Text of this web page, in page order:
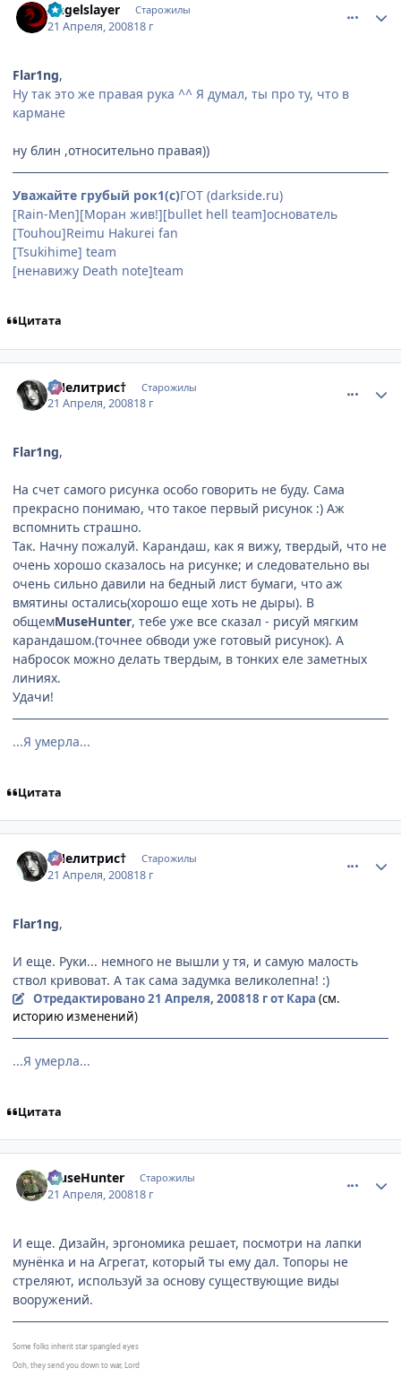
Angelslayer Старожилы
21 Апреля, 200818 г
Flar1ng,
Ну так это же правая рука ^^ Я думал, ты про ту, что в
кармане
ну блин ,относительно правая))
Уважайте грубый рок1(с)ГОТ (darkside.ru)
[Rain-Men][Моран жив!][bullet hell team]основатель
[Touhou]Reimu Hakurei fan
[Tsukihime] team
[ненавижу Death note]team
Цитата
†Мелитрис† Старожилы
21 Апреля, 200818 г
Flar1ng,
На счет самого рисунка особо говорить не буду. Сама
прекрасно понимаю, что такое первый рисунок :) Аж
вспомнить страшно.
Так. Начну пожалуй. Карандаш, как я вижу, твердый, что не
очень хорошо сказалось на рисунке; и следовательно вы
очень сильно давили на бедный лист бумаги, что аж
вмятины остались(хорошо еще хоть не дыры). В
общемMuseHunter, тебе уже все сказал - рисуй мягким
карандашом.(точнее обводи уже готовый рисунок). А
набросок можно делать твердым, в тонких еле заметных
линиях.
Удачи!
...Я умерла...
Цитата
†Мелитрис† Старожилы
21 Апреля, 200818 г
Flar1ng,
И еще. Руки... немного не вышли у тя, и самую малость
ствол кривоват. А так сама задумка великолепна! :)
Отредактировано21 Апреля, 200818 гот Кара (см.
историю изменений)
...Я умерла...
Цитата
MuseHunter Старожилы
21 Апреля, 200818 г
И еще. Дизайн, эргономика решает, посмотри на лапки
мунёнка и на Агрегат, который ты ему дал. Топоры не
стреляют, используй за основу существующие виды
вооружений.
Some folks inherit star spangled eyes
Ooh, they send you down to war, Lord